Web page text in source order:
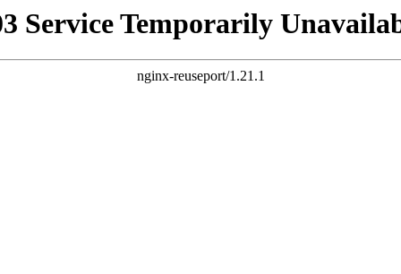
Service Temporarily
nginx-reuseport/1.21.1